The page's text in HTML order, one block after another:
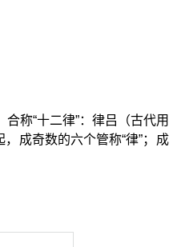
称“十二律”：律吕（古代用
成奇数的六个管称“律”；成